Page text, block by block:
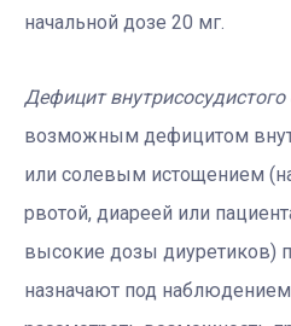
начальной дозе 20 мг.
Дефицит
возможным дефицитом
или солевым истощением
рвотой, диареей или
высокие дозы диуретиков)
назначают под